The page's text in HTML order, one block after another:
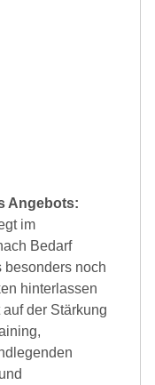
Angebots:
im
Bedarf
besonders noch
hinterlassen
der Stärkung